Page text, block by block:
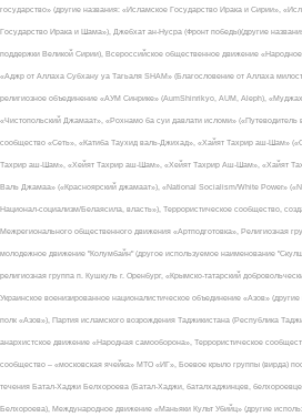
государство» (другие названия: «Исламское Государство Ирака и Сирии»,
Государство Ирака и Шама»), Джебхат ан-Нусра (Фронт победы)(другие
поддержки Великой Сирии), Всероссийское общественное движение
«Аджр от Аллаха Субхану уа Тагьаля SHAM» (Благословение от Аллаха
религиозное объединение «АУМ Синрике» (AumShinrikyo, AUM, Aleph),
«Чистопольский Джамаат», «Рохнамо ба суи давлати исломи» («Путеводитель
сообщество «Сеть», «Катиба Таухид валь-Джихад», «Хайят Тахрир аш-Шам»
Тахрир аш-Шам», «Хейят Тахрир аш-Шам», «Хейят Тахрир Аш-Шам», «Хайят
Валь Джамаа» («Красноярский джамаат»), «National Socialism/White Power»
Национал-социализм/Белаясила, власть»), Террористическое сообщество,
Межрегионального общественного движения «Артподготовка», Религиозная
молодежное движение "Колумбайн" (другое используемое наименование
религиозная группа п. Кушкуль г. Оренбург, «Крымско-татарский
Украинское военизированное националистическое объединение «Азов»
полк «Азов»), Партия исламского возрождения Таджикистана (Республика
анархистское движение «Народная самооборона», Террористическое
сообщество – «московская ячейка» МТО «ИГ», Боевое крыло группы (вирда)
течения Батал-Хаджи Белхороева (Батал-Хаджи, баталхаджинцев,
Белхороева), Международное движение «Маньяки Культ Убийц» (другие